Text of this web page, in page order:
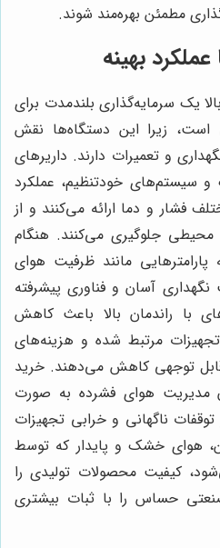
مطمئن بهره‌مند شوند.
بهینه
یک سرمایه‌گذاری بلندمدت برای
است، زیرا این دستگاه‌ها نقش
و تعمیرات دارند. داریرهای
و سیستم‌های خودتنظیم، عملکرد
فشار و دما ارائه می‌کنند و از
جلوگیری می‌کنند. هنگام
پارامترهایی مانند ظرفیت هوای
نگهداری آسان و فناوری پیشرفته
با راندمان بالا باعث کاهش
مرتبط شده و هزینه‌های
توجهی کاهش می‌دهند. خرید
مدیریت هوای فشرده به صورت
ناگهانی و خرابی تجهیزات
هوای خشک و پایدار که توسط
کیفیت محصولات تولیدی را
حساس را با ثبات بیشتری